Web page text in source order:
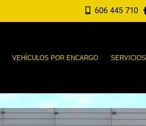
606 445 710
VEHÍCULOS POR ENCARGO SERVICIOS